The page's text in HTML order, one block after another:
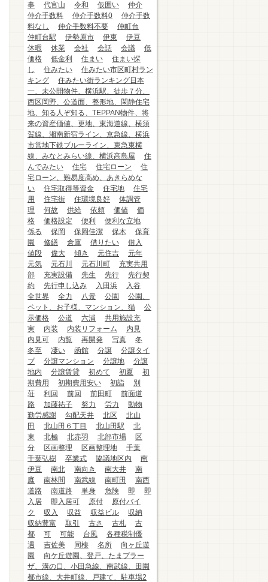
事
代官山 令和 仮囲い
仲介
仲介手数料
仲介手数料0
仲介手数
料なし
仲介手数料不要
仲町台
仲町台駅
伊勢原市 伊東
伊豆
休暇
休業 会社 会話 会議
低
価格
低金利 住まい
住まい探
し
住みたい
住みたい市区町村ラン
キング
住みたい街ランキング日本
一、未公開物件、横浜駅、徒歩７分、
西区岡野、公道面、整形地、閑静住宅
地、知る人ぞ知る、TEPPAN物件、将
来の資産価値、更地、東海道線、横須
賀線、湘南新宿ライン、京急線、横浜
市営地下鉄ブルーライン、東急東横
線、みなとみらい線、横浜高島屋
住
んでみたい
住宅 住宅ローン
住
宅ローン、難易度高め、あきらめな
い
住宅取得等資金 住宅地
住宅
用
住宅街 住環境良好
体調管
理
何故 供給 依頼 価値
価
格
価格設定 便利
便利な立地
係る
保岡 保岡佳潔 保木
保育
園
修繕 倉庫 借りたい
借入
値段
偉大 傾き 元住吉
元年
元気
元石川 元石川町
充実共用
部
充実設備 先生 先行
先行契
約
先行申し込み 入田浜
入谷
全世界
全力 八景 公園
公園、
ペット、お子様、マンション、猫
公
示価格
公道 六浦
共用施設充
実
内装 内装リフォーム
内見
内見可
内覧 再開発 写真
冬
冬至
凄い 函館 分譲
分譲タイ
プ
分譲マンション 分譲地
分譲
地内
分譲賃貸 初めて 初夏
初
期費用
初期費用安い 初詣
別
荘
利回 前回 前田町
前面道
路
加藤祐子 努力 労力
動物
勤労感謝
勾配天井 北区
北山
田
北山田６丁目 北山田駅
北
東
北極 北赤羽 北部市場
区
分
区画整理 区画整理地
千葉
千葉弘樹
卒業式 協議地区内
南
伊豆
南北 南向き 南大井
南
庭
南林間 南武線 南町田
南西
道路
南道路 単身 危険 即
即
入居
即入居可 原付
原付バイ
ク
収入 収益 収益ビル
収納
収納豊富
取引 古さ 古札
古
都
可 可能 台風
各種税制優
遇
吉佐美 同棲 名所
向ヶ丘遊
園
向ケ丘遊園、登戸、たまプラー
ザ、溝の口、小田急線、南武線、田園
都市線、大井町線、戸建て、駐車場2